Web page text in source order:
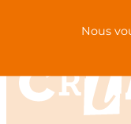
Nous